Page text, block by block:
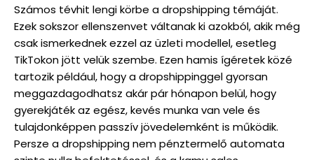
Számos tévhit lengi körbe a dropshipping témáját.
Ezek sokszor ellenszenvet váltanak ki azokból, akik még
csak ismerkednek ezzel az üzleti modellel, esetleg
TikTokon jött velük szembe. Ezen hamis ígéretek közé
tartozik például, hogy a dropshippinggel gyorsan
meggazdagodhatsz akár pár hónapon belül, hogy
gyerekjáték az egész, kevés munka van vele és
tulajdonképpen passzív jövedelemként is működik.
Persze a dropshipping nem pénztermelő automata